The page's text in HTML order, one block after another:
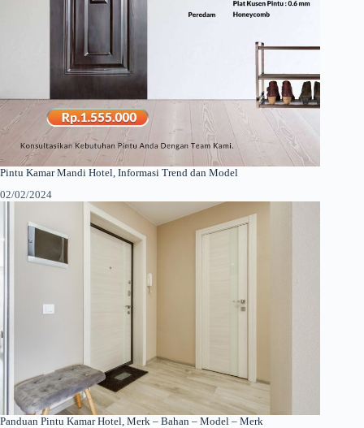
Pintu Kamar Mandi Hotel, Informasi Trend dan Model
02/02/2024
Panduan Pintu Kamar Hotel, Merk – Bahan – Model – Merk